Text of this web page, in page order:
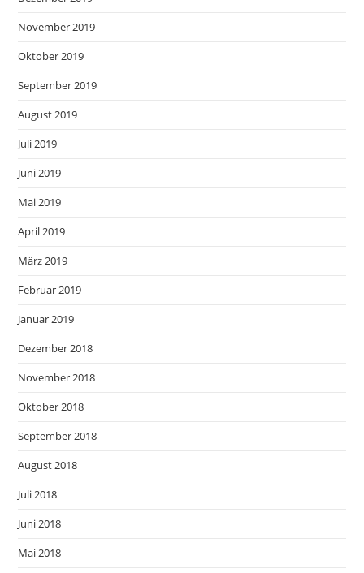
November 2019
Oktober 2019
September 2019
August 2019
Juli 2019
Juni 2019
Mai 2019
April 2019
März 2019
Februar 2019
Januar 2019
Dezember 2018
November 2018
Oktober 2018
September 2018
August 2018
Juli 2018
Juni 2018
Mai 2018